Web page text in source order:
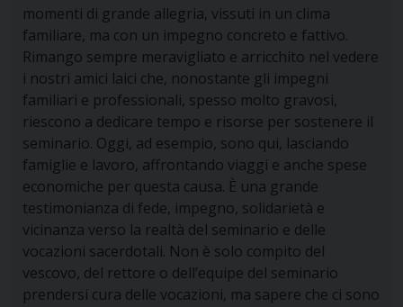
momenti di grande allegria, vissuti in un clima
familiare, ma con un impegno concreto e fattivo.
Rimango sempre meravigliato e arricchito nel vedere
i nostri amici laici che, nonostante gli impegni
familiari e professionali, spesso molto gravosi,
riescono a dedicare tempo e risorse per sostenere il
seminario. Oggi, ad esempio, sono qui, lasciando
famiglie e lavoro, affrontando viaggi e anche spese
economiche per questa causa. È una grande
testimonianza di fede, impegno, solidarietà e
vicinanza verso la realtà del seminario e delle
vocazioni sacerdotali. Non è solo compito del
vescovo, del rettore o dell’equipe del seminario
prendersi cura delle vocazioni, ma sapere che ci sono